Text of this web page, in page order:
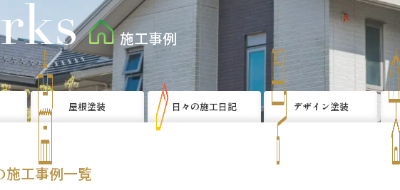
施工事例
屋根塗装 日々の施工日記 デザイン塗装
施工事例一覧